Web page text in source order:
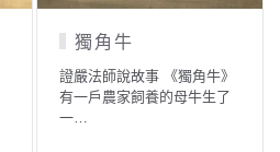
獨角牛
證嚴法師說故事 《獨角牛》
有一戶農家飼養的母牛生了
一…